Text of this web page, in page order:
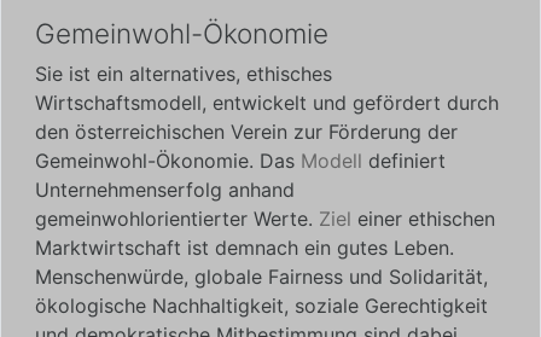
Gemeinwohl-Ökonomie
Sie ist ein alternatives, ethisches
Wirtschaftsmodell, entwickelt und gefördert durch
den österreichischen Verein zur Förderung der
Gemeinwohl-Ökonomie. Das Modell definiert
Unternehmenserfolg anhand
gemeinwohlorientierter Werte. Ziel einer ethischen
Marktwirtschaft ist demnach ein gutes Leben.
Menschenwürde, globale Fairness und Solidarität,
ökologische Nachhaltigkeit, soziale Gerechtigkeit